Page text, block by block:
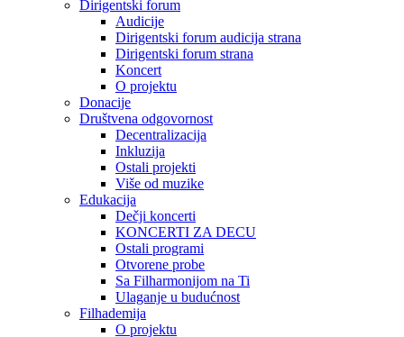
Dirigentski forum
Audicije
Dirigentski forum audicija strana
Dirigentski forum strana
Koncert
O projektu
Donacije
Društvena odgovornost
Decentralizacija
Inkluzija
Ostali projekti
Više od muzike
Edukacija
Dečji koncerti
KONCERTI ZA DECU
Ostali programi
Otvorene probe
Sa Filharmonijom na Ti
Ulaganje u budućnost
Filhademija
O projektu